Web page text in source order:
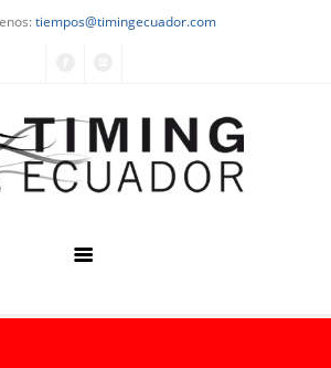
tiempos@timingecuador.com